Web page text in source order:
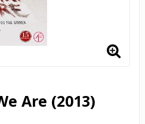
Are (2013)